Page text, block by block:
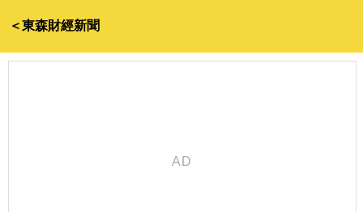
＜東森財經新聞